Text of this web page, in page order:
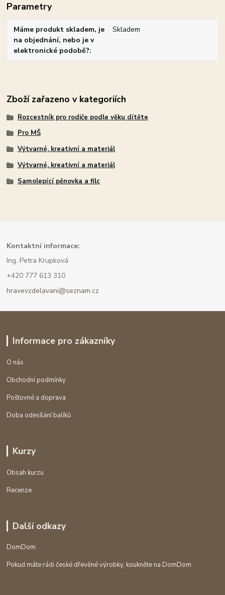
Parametry
Máme produkt skladem, je
na objednání, nebo je v
elektronické podobě?
Skladem
Zboží zařazeno v kategoriích
Rozcestník pro rodiče podle věku dítěte
Pro MŠ
Výtvarné, kreativní a materiál
Výtvarné, kreativní a materiál
Samolepící pěnovka a filc
Kontaktní informace:
Ing. Petra Krupková
+420 777 613 310
hravevzdelavani@seznam.cz
Informace pro zákazníky
O nás
Obchodní podmínky
Poštovné a doprava
Doba odesílání balíků
Kurzy
Obsah kurzu
Recenze
Další odkazy
DomDom
Pokud máte rádi české dřevěné výrobky, koukněte na DomDom